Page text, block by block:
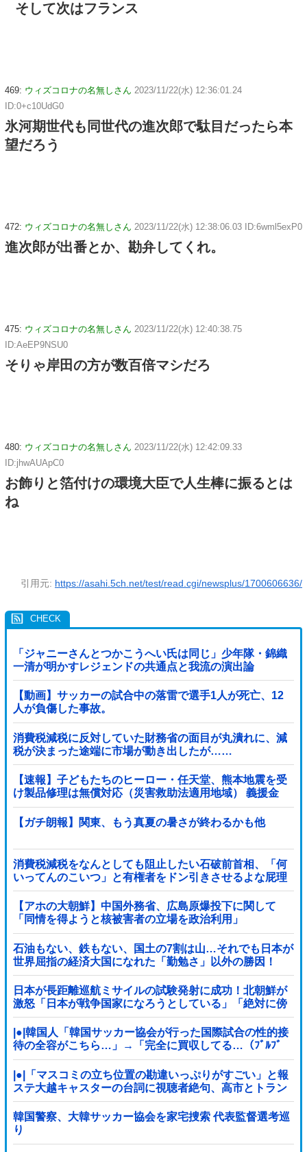
そして次はフランス
469: ウィズコロナの名無しさん 2023/11/22(水) 12:36:01.24
ID:0+c10UdG0
氷河期世代も同世代の進次郎で駄目だったら本
望だろう
472: ウィズコロナの名無しさん 2023/11/22(水) 12:38:06.03 ID:6wml5exP0
進次郎が出番とか、勘弁してくれ。
475: ウィズコロナの名無しさん 2023/11/22(水) 12:40:38.75
ID:AeEP9NSU0
そりゃ岸田の方が数百倍マシだろ
480: ウィズコロナの名無しさん 2023/11/22(水) 12:42:09.33
ID:jhwAUApC0
お飾りと箔付けの環境大臣で人生棒に振るとは
ね
引用元: https://asahi.5ch.net/test/read.cgi/newsplus/1700606636/
「ジャニーさんとつかこうへい氏は同じ」少年隊・錦織
一清が明かすレジェンドの共通点と我流の演出論
【動画】サッカーの試合中の落雷で選手1人が死亡、12
人が負傷した事故。
消費税減税に反対していた財務省の面目が丸潰れに、減
税が決まった途端に市場が動き出したが……
【速報】子どもたちのヒーロー・任天堂、熊本地震を受
け製品修理は無償対応（災害救助法適用地域） 義援金
5000万円寄付
【ガチ朗報】関東、もう真夏の暑さが終わるかも他
消費税減税をなんとしても阻止したい石破前首相、「何
いってんのこいつ」と有権者をドン引きさせるよな屁理
屈を……
【アホの大朝鮮】中国外務省、広島原爆投下に関して
「同情を得ようと核被害者の立場を政治利用」
石油もない、鉄もない、国土の7割は山…それでも日本が
世界屈指の経済大国になれた「勤勉さ」以外の勝因！
日本が長距離巡航ミサイルの試験発射に成功！北朝鮮が
激怒「日本が戦争国家になろうとしている」「絶対に傍
観しない、必ず後悔させる」
|●|韓国人「韓国サッカー協会が行った国際試合の性的接
待の全容がこちら…」→「完全に買収してる…（ﾌﾞﾙﾌﾞ
ﾙ」＝韓国の反応
|●|「マスコミの立ち位置の勘違いっぷりがすごい」と報
ステ大越キャスターの台詞に視聴者絶句、高市とトラン
プを同列視させようという思惑がひしひしと
韓国警察、大韓サッカー協会を家宅捜索 代表監督選考巡
り